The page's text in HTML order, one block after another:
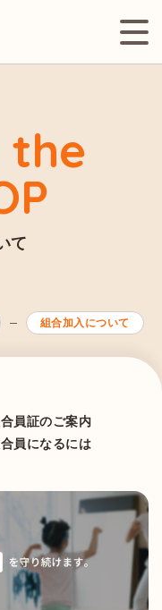
the
て
組合加入について
員証のご案内
員になるには